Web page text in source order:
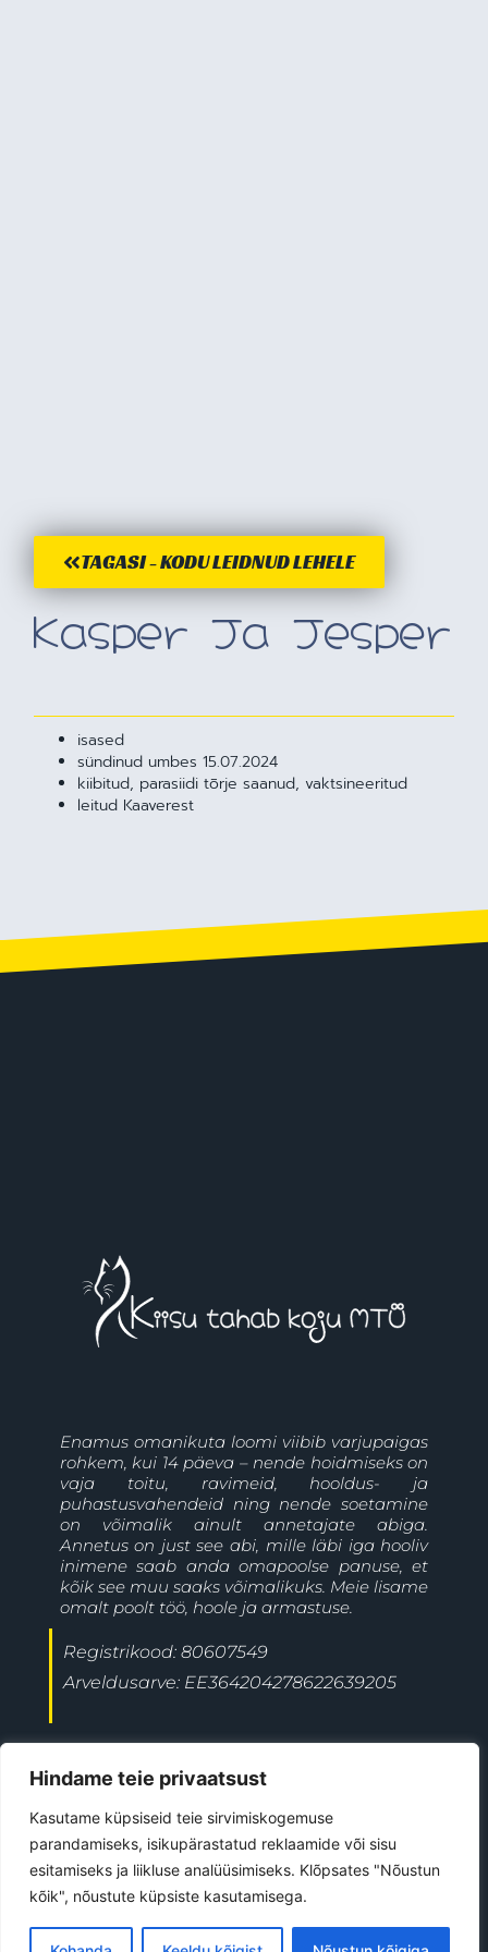
Hindame teie privaatsust
Kasutame küpsiseid teie sirvimiskogemuse
parandamiseks, isikupärastatud reklaamide või sisu
esitamiseks ja liikluse analüüsimiseks. Klõpsates "Nõustun
kõik", nõustute küpsiste kasutamisega.
TAGASI - KODU LEIDNUD LEHELE
Kasper Ja Jesper
isased
sündinud umbes 15.07.2024
kiibitud, parasiidi tõrje saanud, vaktsineeritud
leitud Kaaverest
Enamus omanikuta loomi viibib varjupaigas
rohkem, kui 14 päeva – nende hoidmiseks on
vaja toitu, ravimeid, hooldus- ja
puhastusvahendeid ning nende soetamine
on võimalik ainult annetajate abiga.
Annetus on just see abi, mille läbi iga hooliv
inimene saab anda omapoolse panuse, et
kõik see muu saaks võimalikuks. Meie lisame
omalt poolt töö, hoole ja armastuse.
Registrikood: 80607549
Arveldusarve: EE364204278622639205
ave@kiisutahabkoju.ee
©2026All Rights Reserved
Kiisu Tahab Koju MTÜ